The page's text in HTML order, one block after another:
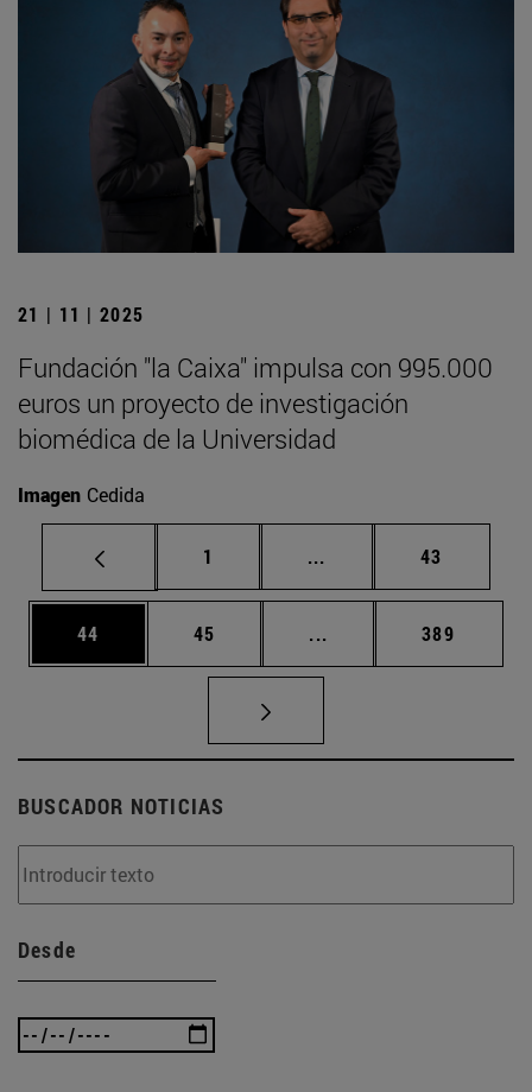
21 | 11 | 2025
Fundación "la Caixa" impulsa con 995.000
euros un proyecto de investigación
biomédica de la Universidad
Imagen Cedida
Página
1 ... Páginas intermedias
Página
43
Página
44 Página
45 ... Páginas intermedias
Página
389
BUSCADOR NOTICIAS
Desde